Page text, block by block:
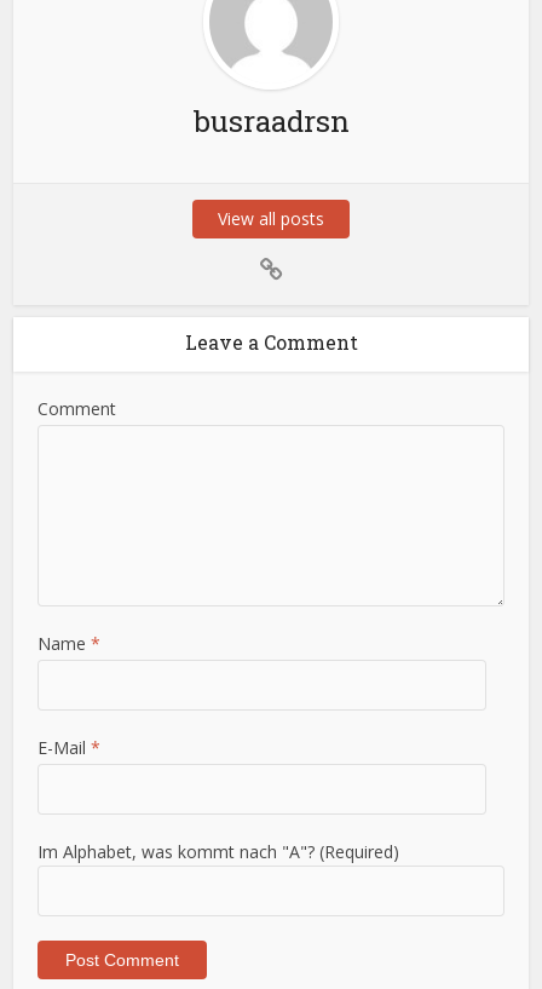
busraadrsn
View all posts
Leave a Comment
Comment
Name*
E-Mail*
Im Alphabet, was kommt nach "A"? (Required)